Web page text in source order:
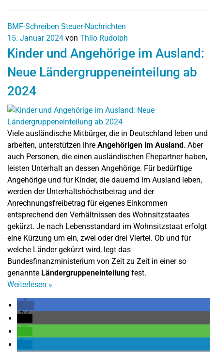
BMF-Schreiben Steuer-Nachrichten
15. Januar 2024 von Thilo Rudolph
Kinder und Angehörige im Ausland:
Neue Ländergruppeneinteilung ab
2024
Viele ausländische Mitbürger, die in Deutschland leben und
arbeiten, unterstützen ihre Angehörigen im Ausland. Aber
auch Personen, die einen ausländischen Ehepartner haben,
leisten Unterhalt an dessen Angehörige. Für bedürftige
Angehörige und für Kinder, die dauernd im Ausland leben,
werden der Unterhaltshöchstbetrag und der
Anrechnungsfreibetrag für eigenes Einkommen
entsprechend den Verhältnissen des Wohnsitzstaates
gekürzt. Je nach Lebensstandard im Wohnsitzstaat erfolgt
eine Kürzung um ein, zwei oder drei Viertel. Ob und für
welche Länder gekürzt wird, legt das
Bundesfinanzministerium von Zeit zu Zeit in einer so
genannte Ländergruppeneinteilung fest.
Weiterlesen »